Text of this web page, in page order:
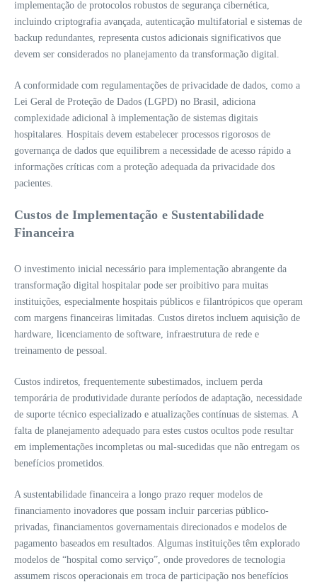
implementação de protocolos robustos de segurança cibernética,
incluindo criptografia avançada, autenticação multifatorial e sistemas de
backup redundantes, representa custos adicionais significativos que
devem ser considerados no planejamento da transformação digital.
A conformidade com regulamentações de privacidade de dados, como a
Lei Geral de Proteção de Dados (LGPD) no Brasil, adiciona
complexidade adicional à implementação de sistemas digitais
hospitalares. Hospitais devem estabelecer processos rigorosos de
governança de dados que equilibrem a necessidade de acesso rápido a
informações críticas com a proteção adequada da privacidade dos
pacientes.
Custos de Implementação e Sustentabilidade
Financeira
O investimento inicial necessário para implementação abrangente da
transformação digital hospitalar pode ser proibitivo para muitas
instituições, especialmente hospitais públicos e filantrópicos que operam
com margens financeiras limitadas. Custos diretos incluem aquisição de
hardware, licenciamento de software, infraestrutura de rede e
treinamento de pessoal.
Custos indiretos, frequentemente subestimados, incluem perda
temporária de produtividade durante períodos de adaptação, necessidade
de suporte técnico especializado e atualizações contínuas de sistemas. A
falta de planejamento adequado para estes custos ocultos pode resultar
em implementações incompletas ou mal-sucedidas que não entregam os
benefícios prometidos.
A sustentabilidade financeira a longo prazo requer modelos de
financiamento inovadores que possam incluir parcerias público-
privadas, financiamentos governamentais direcionados e modelos de
pagamento baseados em resultados. Algumas instituições têm explorado
modelos de “hospital como serviço”, onde provedores de tecnologia
assumem riscos operacionais em troca de participação nos benefícios